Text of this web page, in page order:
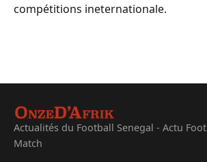
compétitions ineternationale.
Actualités du Football Senegal - Actu Foot
Match